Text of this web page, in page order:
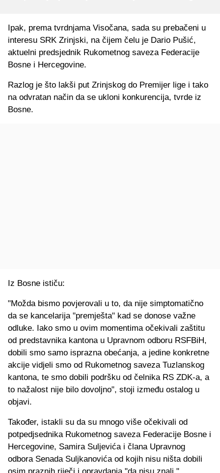
Ipak, prema tvrdnjama Visočana, sada su prebačeni u
interesu SRK Zrinjski, na čijem čelu je Dario Pušić,
aktuelni predsjednik Rukometnog saveza Federacije
Bosne i Hercegovine.
Razlog je što lakši put Zrinjskog do Premijer lige i tako
na odvratan način da se ukloni konkurencija, tvrde iz
Bosne.
Iz Bosne ističu:
"Možda bismo povjerovali u to, da nije simptomatično
da se kancelarija "premješta" kad se donose važne
odluke. Iako smo u ovim momentima očekivali zaštitu
od predstavnika kantona u Upravnom odboru RSFBiH,
dobili smo samo isprazna obećanja, a jedine konkretne
akcije vidjeli smo od Rukometnog saveza Tuzlanskog
kantona, te smo dobili podršku od čelnika RS ZDK-a, a
to nažalost nije bilo dovoljno", stoji između ostalog u
objavi.
Također, istakli su da su mnogo više očekivali od
potpedjsednika Rukometnog saveza Federacije Bosne i
Hercegovine, Samira Suljevića i člana Upravnog
odbora Senada Suljkanovića od kojih nisu ništa dobili
osim praznih riječi i opravdanja "da nisu znali."